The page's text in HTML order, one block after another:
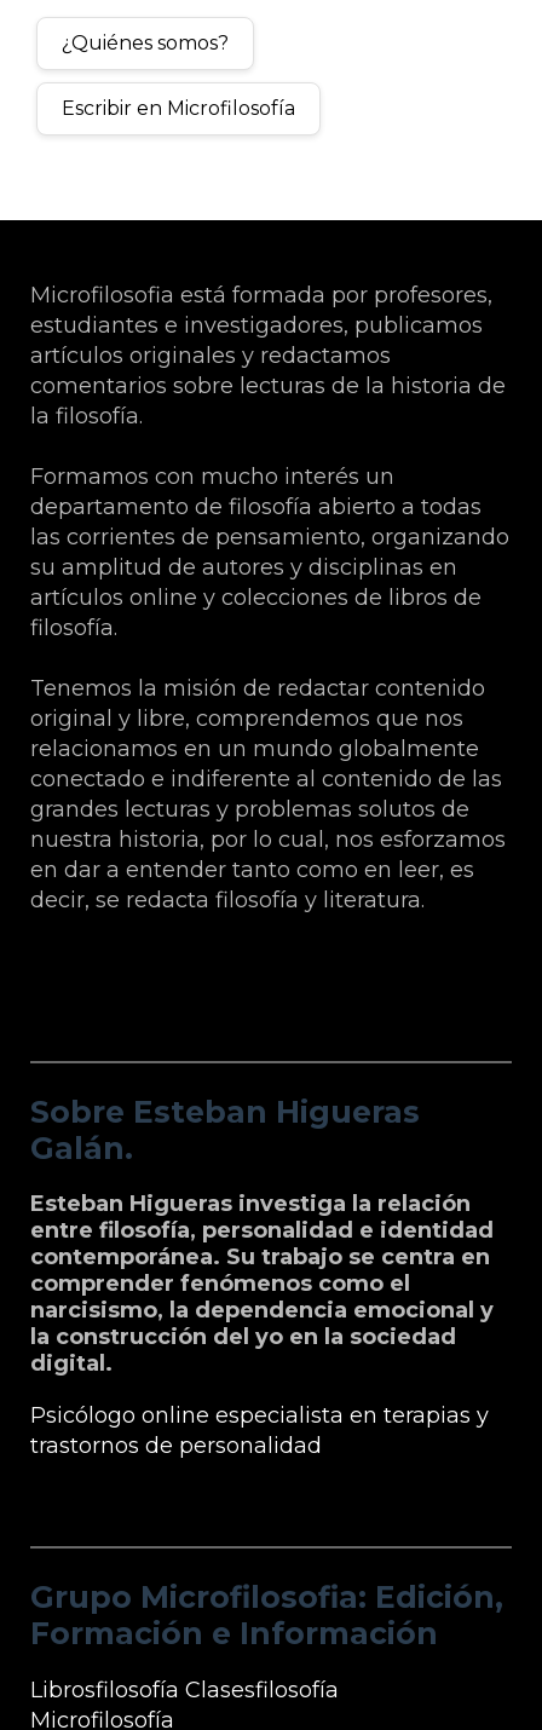
¿Quiénes somos?
Escribir en Microfilosofía
Microfilosofia está formada por profesores,
estudiantes e investigadores, publicamos
artículos originales y redactamos
comentarios sobre lecturas de la historia de
la filosofía.
Formamos con mucho interés un
departamento de filosofía abierto a todas
las corrientes de pensamiento, organizando
su amplitud de autores y disciplinas en
artículos online y colecciones de libros de
filosofía.
Tenemos la misión de redactar contenido
original y libre, comprendemos que nos
relacionamos en un mundo globalmente
conectado e indiferente al contenido de las
grandes lecturas y problemas solutos de
nuestra historia, por lo cual, nos esforzamos
en dar a entender tanto como en leer, es
decir, se redacta filosofía y literatura.
Sobre Esteban Higueras
Galán.
Esteban Higueras investiga la relación
entre filosofía, personalidad e identidad
contemporánea. Su trabajo se centra en
comprender fenómenos como el
narcisismo, la dependencia emocional y
la construcción del yo en la sociedad
digital.
Psicólogo online especialista en terapias y
trastornos de personalidad
Grupo Microfilosofia: Edición,
Formación e Información
Librosfilosofía Clasesfilosofía
Microfilosofía